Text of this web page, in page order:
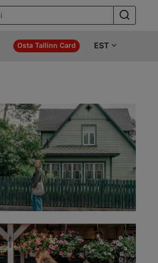
Osta Tallinn Card EST